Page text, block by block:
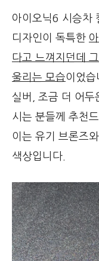
아이오닉6 시승차
디자인이 독특한
다고 느껴지던데
울리는 모습이었습
실버, 조금 더 어두
시는 분들께 추천
이는 유기 브론즈
색상입니다.